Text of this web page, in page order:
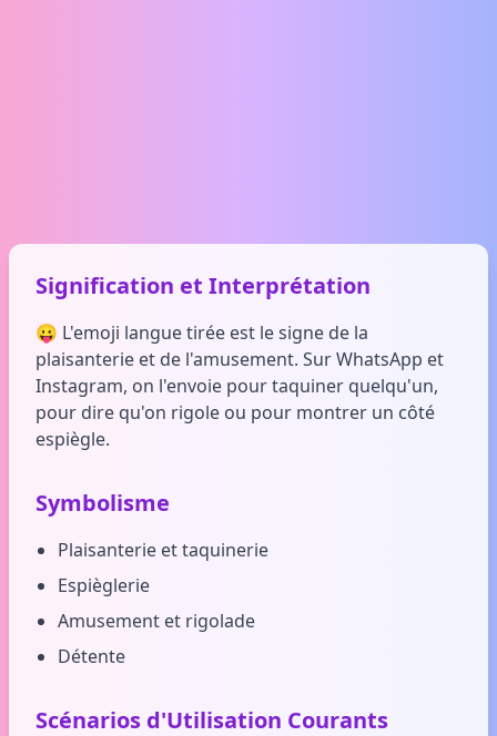
Signification et Interprétation
😛 L'emoji langue tirée est le signe de la
plaisanterie et de l'amusement. Sur WhatsApp et
Instagram, on l'envoie pour taquiner quelqu'un,
pour dire qu'on rigole ou pour montrer un côté
espiègle.
Symbolisme
Plaisanterie et taquinerie
Espièglerie
Amusement et rigolade
Détente
Scénarios d'Utilisation Courants